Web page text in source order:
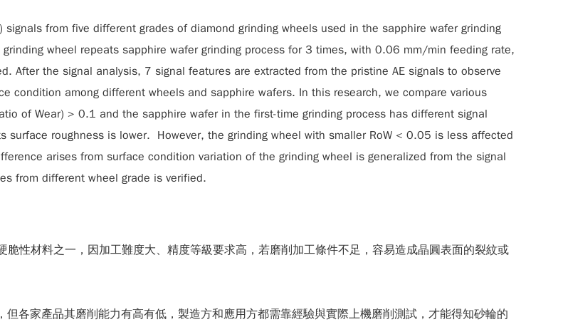
from five different grades of diamond grinding wheels used in the sapphire wafer grinding
wheel repeats sapphire wafer grinding process for 3 times, with 0.06 mm/min feeding rate,
After the signal analysis, 7 signal features are extracted from the pristine AE signals to observe
condition among different wheels and sapphire wafers. In this research, we compare various
of Wear) > 0.1 and the sapphire wafer in the first-time grinding process has different signal
roughness is lower. However, the grinding wheel with smaller RoW < 0.05 is less affected
arises from surface condition variation of the grinding wheel is generalized from the signal
from different wheel grade is verified.
性材料之一，因加工難度大、精度等級要求高，若磨削加工條件不足，容易造成晶圓表面的裂紋或
各家產品其磨削能力有高有低，製造方和應用方都需靠經驗與實際上機磨削測試，才能得知砂輪的